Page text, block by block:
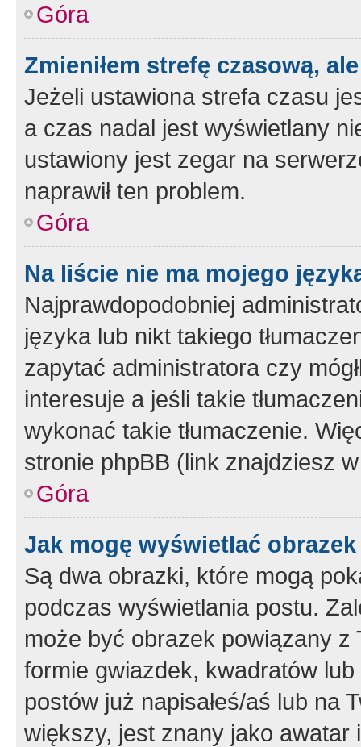
Góra
Zmieniłem strefę czasową,
Jeżeli ustawiona strefa czasu
a czas nadal jest wyświetlany
ustawiony jest zegar na
naprawił ten problem.
Góra
Na liście nie ma mojego
Najprawdopodobniej
języka lub nikt takiego
zapytać administratora czy
interesuje a jeśli takie
wykonać takie tłumaczenie.
stronie phpBB (link znajdziesz
Góra
Jak mogę wyświetlać
Są dwa obrazki, które mogą
podczas wyświetlania postu.
może być obrazek powiązany z
formie gwiazdek, kwadratów
postów już napisałeś/aś lub na
większy, jest znany jako